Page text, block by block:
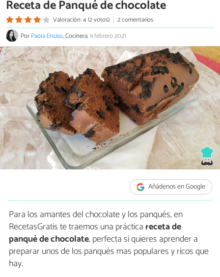
Receta de Panqué de chocolate
Valoración: 4 (2 votos)
2 comentarios
PorPaola Enciso, Cocinera.9 febrero 2021
Añádenos en Google
Para los amantes del chocolate y los panqués, en
RecetasGratis te traemos una práctica receta de
panqué de chocolate, perfecta si quieres aprender a
preparar unos de los panqués mas populares y ricos que
hay.